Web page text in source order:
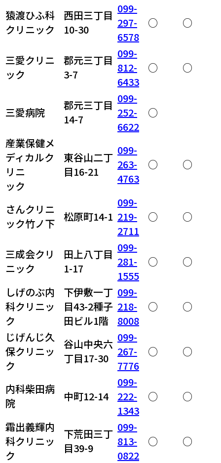
猿渡ひふ科
クリニック
西田三丁目
10-30
099-
297-
6578
○ ○
三愛クリニ
ック
郡元三丁目
3-7
099-
812-
6433
○ ○
三愛病院
郡元三丁目
14-7
099-
252-
6622
○
産業保健メ
ディカルク
リニ
ック
東谷山二丁
目16-21
099-
263-
4763
○ ○
さんクリニ
ック竹ノ下
松原町14-1
099-
219-
2711
○ ○
三成会クリ
ニック
田上八丁目
1-17
099-
281-
1555
○ ○
しげのぶ内
科クリニッ
ク
下伊敷一丁
目43-2種子
田ビル1階
099-
218-
8008
○ ○
じげんじ久
保クリニッ
ク
谷山中央六
丁目17-30
099-
267-
7776
○ ○
内科柴田病
院
中町12-14
099-
222-
1343
○ ○
霜出義輝内
科クリニッ
ク
下荒田三丁
目39-9
099-
813-
0822
○ ○